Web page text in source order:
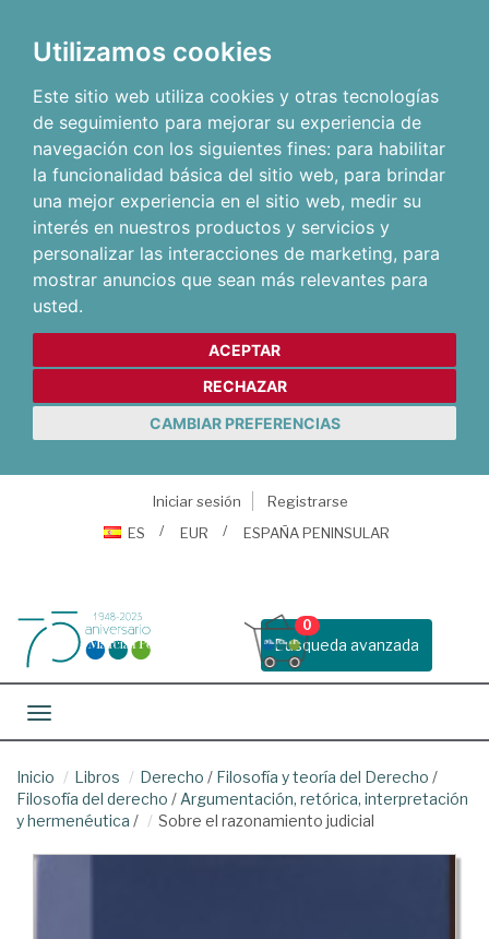
Utilizamos cookies
Este sitio web utiliza cookies y otras tecnologías
de seguimiento para mejorar su experiencia de
navegación con los siguientes fines: para habilitar
la funcionalidad básica del sitio web, para brindar
una mejor experiencia en el sitio web, medir su
interés en nuestros productos y servicios y
personalizar las interacciones de marketing, para
mostrar anuncios que sean más relevantes para
usted.
ACEPTAR
RECHAZAR
CAMBIAR PREFERENCIAS
Iniciar sesión
Registrarse
ES
EUR ESPAÑA PENINSULAR
Busqueda avanzada
0
Toggle navigation
Inicio Libros Derecho / Filosofía y teoría del Derecho /
Filosofía del derecho / Argumentación, retórica, interpretación
y hermenéutica / Sobre el razonamiento judicial